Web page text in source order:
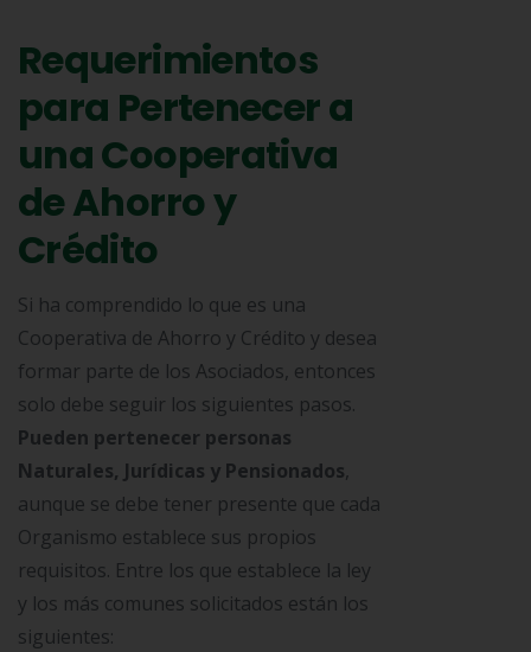
Requerimientos
para Pertenecer a
una Cooperativa
de Ahorro y
Crédito
Si ha comprendido lo que es una
Cooperativa de Ahorro y Crédito y desea
formar parte de los Asociados, entonces
solo debe seguir los siguientes pasos.
Pueden pertenecer personas
Naturales, Jurídicas y Pensionados,
aunque se debe tener presente que cada
Organismo establece sus propios
requisitos. Entre los que establece la ley
y los más comunes solicitados están los
siguientes: